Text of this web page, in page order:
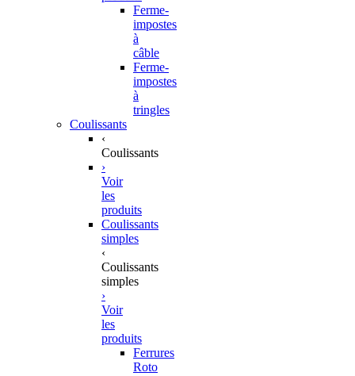
Ferme-
impostes
à
câble
Ferme-
impostes
à
tringles
Coulissants
‹
Coulissants
›
Voir
les
produits
Coulissants
simples
‹
Coulissants
simples
›
Voir
les
produits
Ferrures
Roto